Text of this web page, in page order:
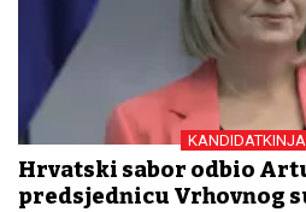
Hrvatski sabor odbio
predsjednicu Vrhovnog